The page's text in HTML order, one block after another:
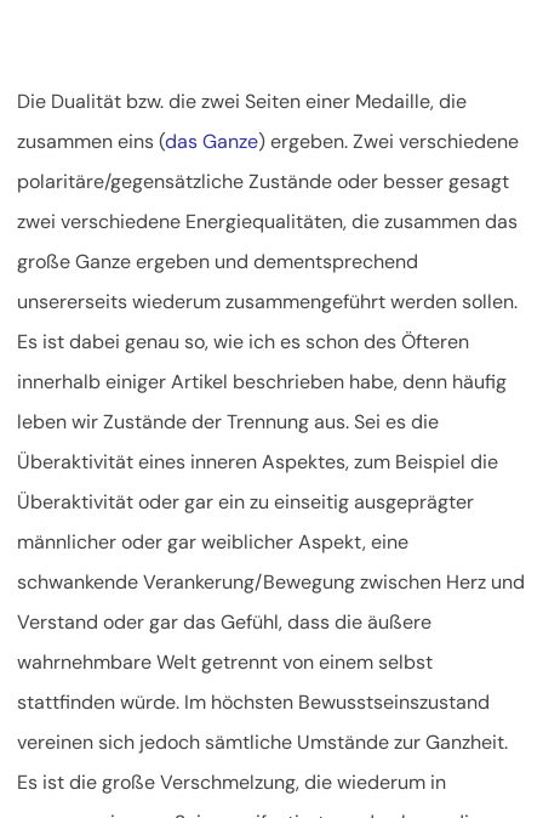
Die Dualität bzw. die zwei Seiten einer Medaille, die
zusammen eins (das Ganze) ergeben. Zwei verschiedene
polaritäre/gegensätzliche Zustände oder besser gesagt
zwei verschiedene Energiequalitäten, die zusammen das
große Ganze ergeben und dementsprechend
unsererseits wiederum zusammengeführt werden sollen.
Es ist dabei genau so, wie ich es schon des Öfteren
innerhalb einiger Artikel beschrieben habe, denn häufig
leben wir Zustände der Trennung aus. Sei es die
Überaktivität eines inneren Aspektes, zum Beispiel die
Überaktivität oder gar ein zu einseitig ausgeprägter
männlicher oder gar weiblicher Aspekt, eine
schwankende Verankerung/Bewegung zwischen Herz und
Verstand oder gar das Gefühl, dass die äußere
wahrnehmbare Welt getrennt von einem selbst
stattfinden würde. Im höchsten Bewusstseinszustand
vereinen sich jedoch sämtliche Umstände zur Ganzheit.
Es ist die große Verschmelzung, die wiederum in